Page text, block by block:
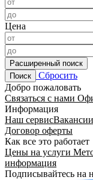
Цена
Расширенный поиск
Поиск
Сбросить
Добро пожаловать
Связаться с нами
Информация
Наш сервис
Договор оферты
Как все это работает
Цены на услуги
информация
Подписывайтесь на